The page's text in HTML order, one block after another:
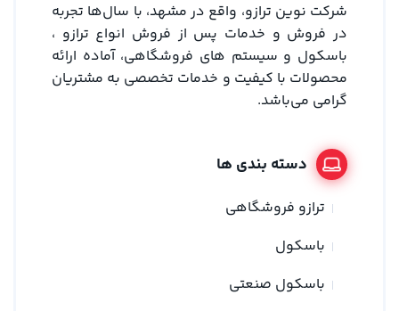
شرکت نوین ترازو، واقع در مشهد، با سال‌ها تجربه
در فروش و خدمات پس از فروش انواع ترازو ،
باسکول و سیستم های فروشگاهی، آماده ارائه
محصولات با کیفیت و خدمات تخصصی به مشتریان
گرامی می‌باشد.
دسته بندی ها
ترازو فروشگاهی
باسکول
باسکول صنعتی